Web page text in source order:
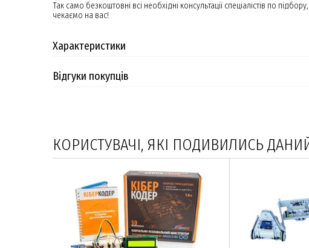
Так само безкоштовні всі необхідні консультації спеціалістів по
чекаємо на вас!
Характеристики
Відгуки покупців
КОРИСТУВАЧІ, ЯКІ ПОДИВИЛИСЬ